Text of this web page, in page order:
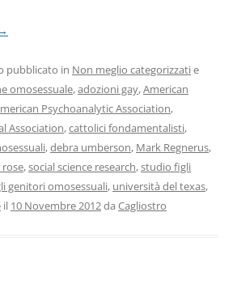
pubblicato in Non meglio categorizzatie
omosessuale,adozioni gay,American
Psychoanalytic Association,
Association,cattolici fondamentalisti,
,debra umberson, Mark Regnerus,
,social science research,studio figli
genitori omosessuali, università del texas,
il 10 Novembre 2012da Cagliostro